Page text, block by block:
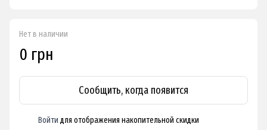
Нет в наличии
0 грн
Сообщить, когда появится
Войти для отображения накопительной скидки